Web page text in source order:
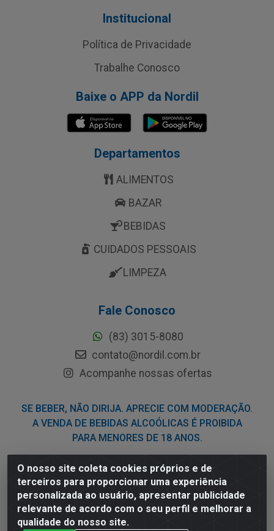
O nosso site coleta cookies próprios e de
terceiros para proporcionar uma experiência
personalizada ao usuário, apresentar publicidade
relevante de acordo com o seu perfil e melhorar a
qualidade do nosso site.
Institucional
Política de Privacidade
Trabalhe Conosco
Baixe o APP da Nordil
Departamentos
ALIMENTOS
BAZAR
BEBIDAS
CUIDADOS PESSOAIS
LIMPEZA
Fale Conosco
(83) 3015-8080
contato@nordil.com.br
Acompanhe nossas ofertas
SE BEBER, NÃO DIRIJA. APRECIE COM MODERAÇÃO.
A VENDA DE BEBIDAS ALCOÓLICAS É PROIBIDA
PARA MENORES DE 18 ANOS.
Nordil Distribuidora - Avenida Liberdade, 2738, Bloco F -
Sesi - Bayeux/PB - CEP 58.111-400 - CNPJ
03.775.813/0001-41